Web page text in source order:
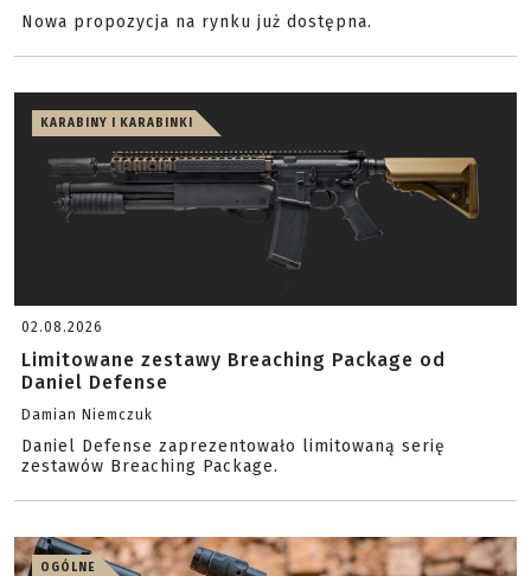
Nowa propozycja na rynku już dostępna.
KARABINY I KARABINKI
02.08.2026
Limitowane zestawy Breaching Package od
Daniel Defense
Damian Niemczuk
Daniel Defense zaprezentowało limitowaną serię
zestawów Breaching Package.
OGÓLNE